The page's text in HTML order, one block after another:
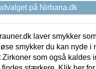
på Nirbana.dk
laver smykker
smykker du kan nyde i
Zirkoner som også kaldes